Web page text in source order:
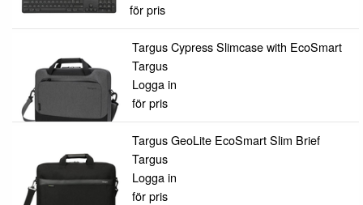
för pris
Targus Cypress Slimcase with EcoSmart
Targus
Logga in
för pris
Targus GeoLite EcoSmart Slim Brief
Targus
Logga in
för pris